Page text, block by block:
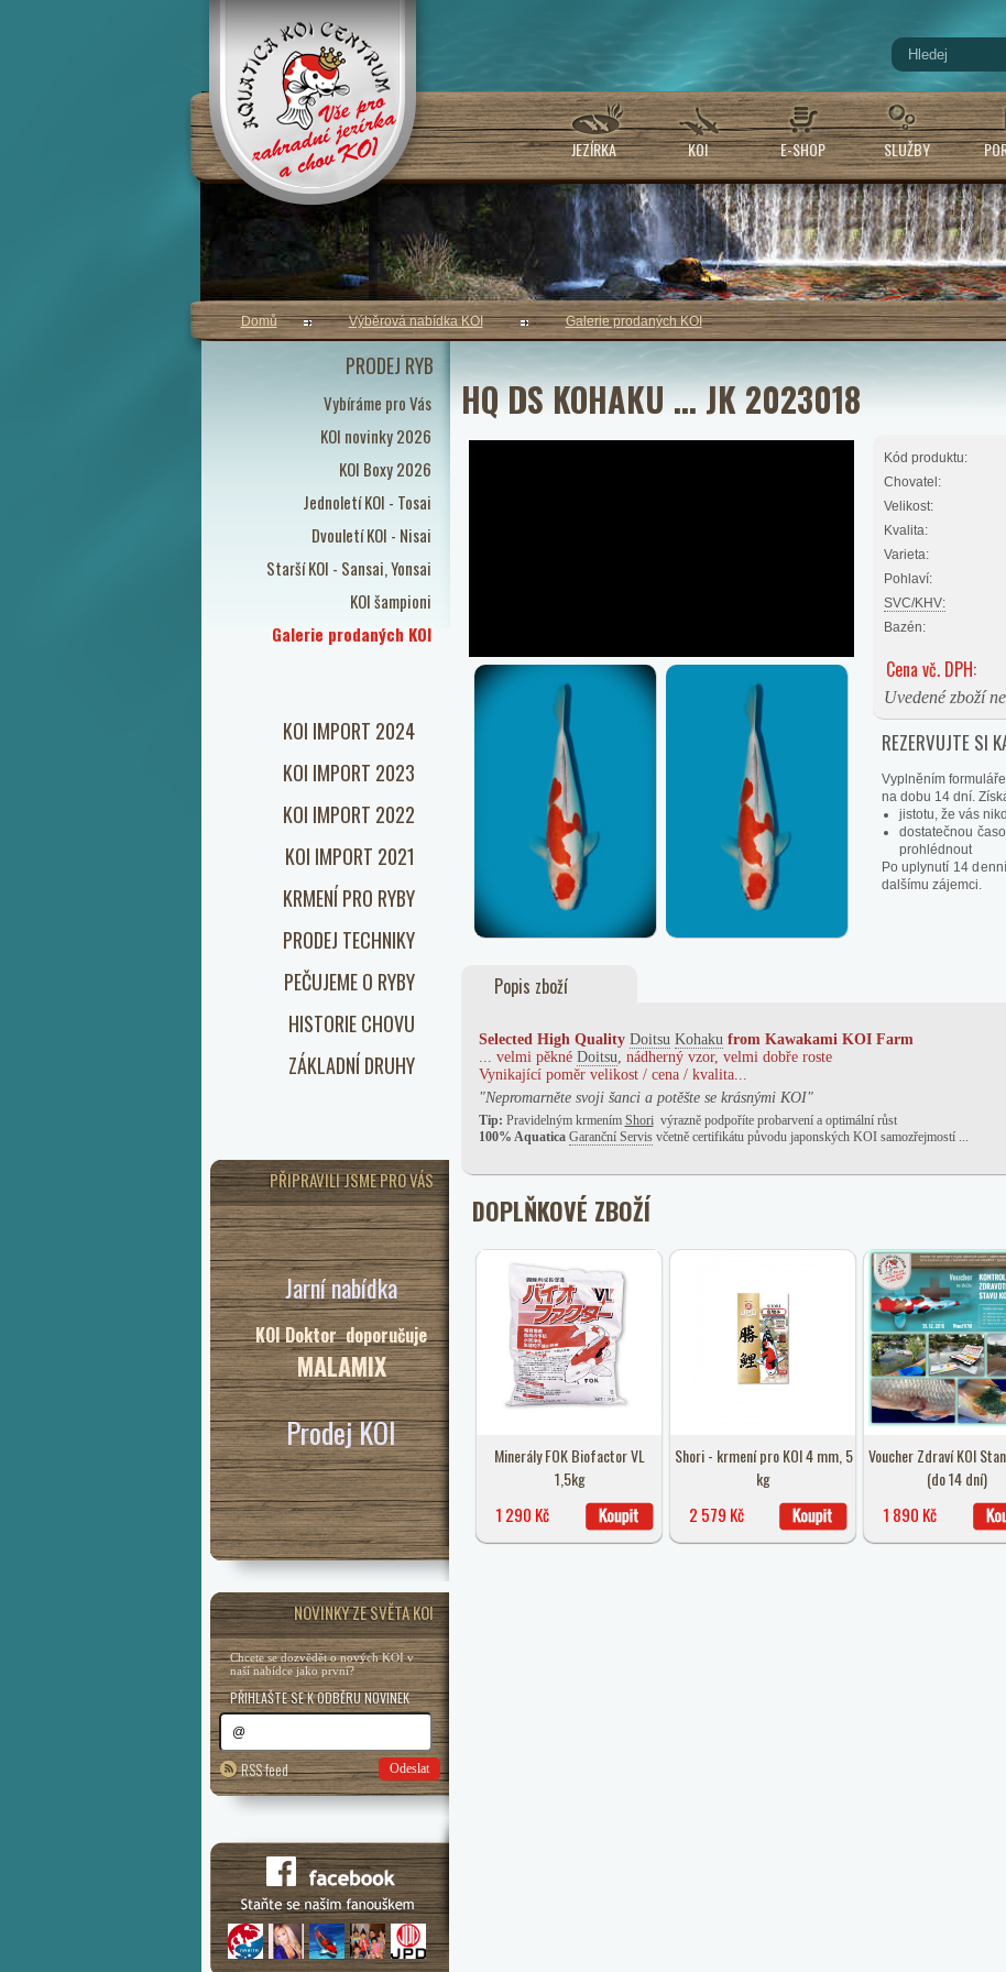
JEZÍRKA KOI E-SHOP SLUŽBY
PRODEJ RYB
Vybíráme pro Vás
KOI novinky 2026
KOI Boxy 2026
Jednoletí KOI - Tosai
Dvouletí KOI - Nisai
Starší KOI - Sansai, Yonsai
KOI šampioni
Galerie prodaných KOI
KOI IMPORT 2024
KOI IMPORT 2023
KOI IMPORT 2022
KOI IMPORT 2021
KRMENÍ PRO RYBY
PRODEJ TECHNIKY
PEČUJEME O RYBY
HISTORIE CHOVU
ZÁKLADNÍ DRUHY
PŘIPRAVILI JSME PRO VÁS
Jarní nabídka
KOI Doktor doporučuje
MALAMIX
Prodej KOI
NOVINKY ZE SVĚTA KOI
Chcete se dozvědět o nových KOI v
naší nabídce jako první?
PŘIHLAŠTE SE K ODBĚRU NOVINEK
RSS feed Odeslat
Domů Výběrová nabídka KOI Galerie prodaných KOI
HQ DS KOHAKU ... JK 2023018
Kód produktu:
Chovatel:
Velikost:
Kvalita:
Varieta:
Pohlaví:
SVC/KHV:
Bazén:
Cena vč. DPH:
Uvedené zboží
REZERVUJTE SI
Vyplněním
na dobu 14 dní.
jistotu, že vás
dostatečnou
prohlédnout
Po uplynutí 14
dalšímu zájemci.
Popis zboží
Selected High Quality Doitsu Kohakufrom Kawakami KOI Farm
... velmi pěkné Doitsu, nádherný vzor, velmi dobře roste
Vynikající poměr velikost / cena / kvalita...
"Nepromarněte svoji šanci a potěšte se krásnými KOI"
Tip: Pravidelným krmením Shorivýrazně podpoříte probarvení a optimální růst
100% Aquatica Garanční Servisvčetně certifikátu původu japonských KOI samozřejmostí ...
DOPLŇKOVÉ ZBOŽÍ
Minerály FOK Biofactor VL
1,5kg
1 290 Kč
Shori - krmení pro KOI 4 mm, 5
kg
2 579 Kč
Voucher Zdraví KOI
(do 14 dní)
1 890 Kč